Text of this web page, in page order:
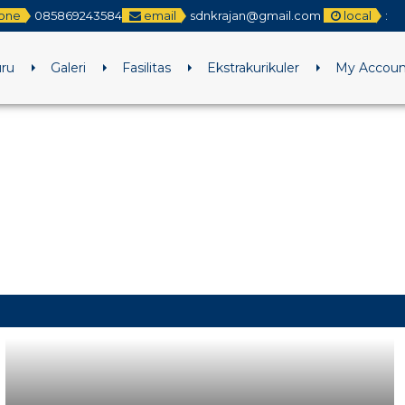
085869243584 email sdnkrajan@gmail.com local :
Galeri Fasilitas Ekstrakurikuler My
21 JAN 2024 21 JAN 2024
21 JAN 2024 21 JAN 2024